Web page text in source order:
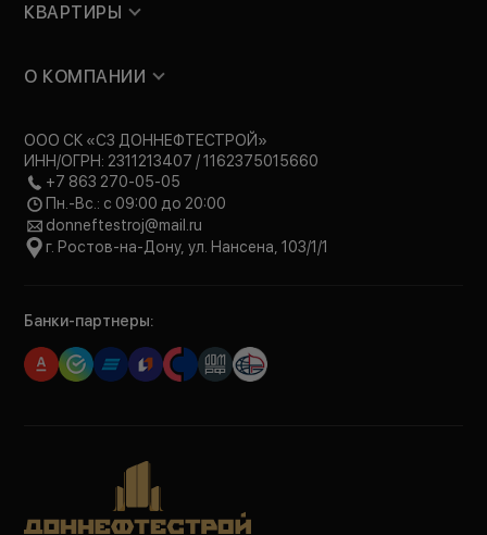
КВАРТИРЫ
О КОМПАНИИ
ООО СК «СЗ ДОННЕФТЕСТРОЙ»
ИНН/ОГРН: 2311213407 / 1162375015660
+7 863 270-05-05
Пн.-Вс.: с 09:00 до 20:00
donneftestroj@mail.ru
г. Ростов-на-Дону, ул. Нансена, 103/1/1
Банки-партнеры: